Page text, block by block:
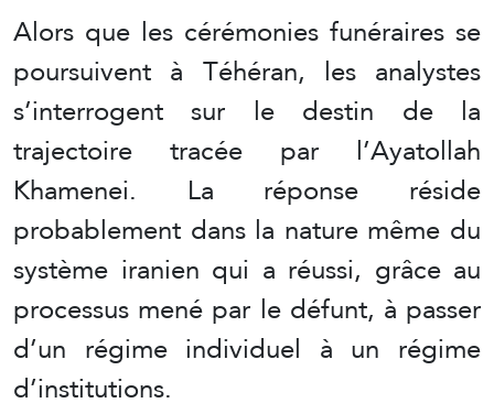
Alors que les cérémonies funéraires se
poursuivent à Téhéran, les analystes
s’interrogent sur le destin de la
trajectoire tracée par l’Ayatollah
Khamenei. La réponse réside
probablement dans la nature même du
système iranien qui a réussi, grâce au
processus mené par le défunt, à passer
d’un régime individuel à un régime
d’institutions.